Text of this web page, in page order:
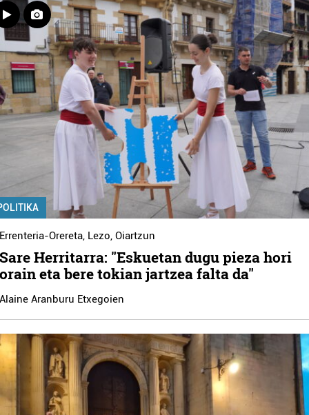
Orereta, Lezo, Oiartzun
Herritarra: "Eskuetan dugu pieza hori
eta bere tokian jartzea falta da"
Aranburu Etxegoien